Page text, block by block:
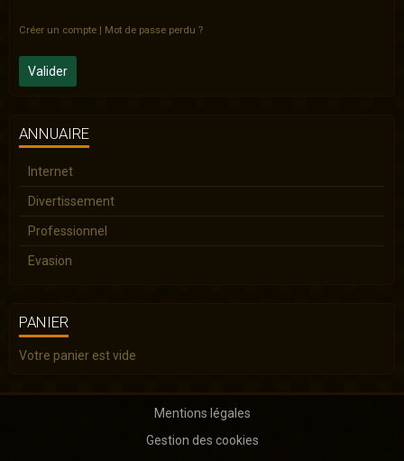
Créer un compte | Mot de passe perdu ?
Valider
ANNUAIRE
Internet
Divertissement
Professionnel
Evasion
PANIER
Votre panier est vide
Mentions légales
Gestion des cookies